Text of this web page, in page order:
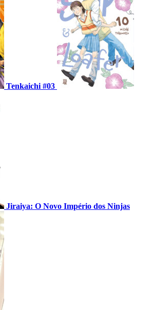
Tenkaichi #03
Jiraiya: O Novo Império dos Ninjas